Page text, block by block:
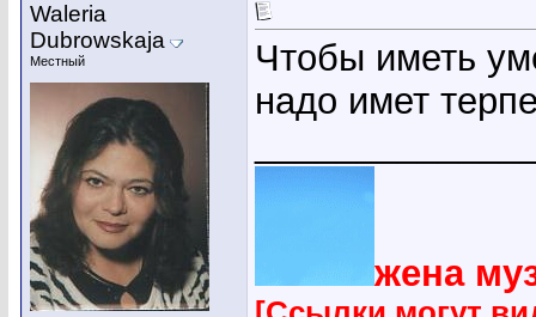
Waleria
Dubrowskaja
Местный
Чтобы иметь
надо имет
жена